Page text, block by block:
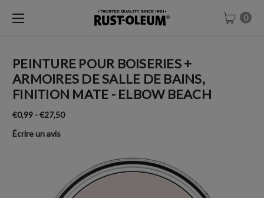
0
PEINTURE POUR BOISERIES +
ARMOIRES DE SALLE DE BAINS,
FINITION MATE - ELBOW BEACH
€0,99 - €27,50
Écrire un avis